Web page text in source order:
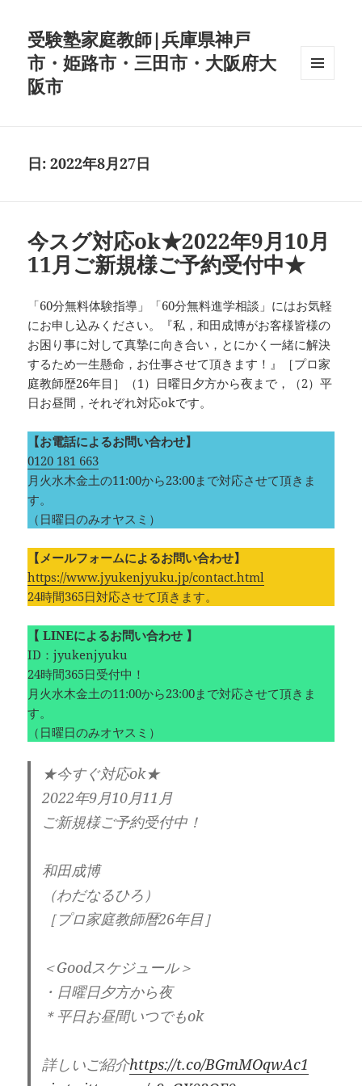
受験塾家庭教師|兵庫県神戸
市・姫路市・三田市・大阪府大
阪市
日:2022年8月27日
今スグ対応ok★2022年9月10月
11月ご新規様ご予約受付中★
「60分無料体験指導」「60分無料進学相談」にはお気軽
にお申し込みください。『私，和田成博がお客様皆様の
お困り事に対して真摯に向き合い，とにかく一緒に解決
するため一生懸命，お仕事させて頂きます！』［プロ家
庭教師歴26年目］（1）日曜日夕方から夜まで，（2）平
日お昼間，それぞれ対応okです。
【お電話によるお問い合わせ】
0120 181 663
月火水木金土の11:00から23:00まで対応させて頂きま
す。
（日曜日のみオヤスミ）‪
【メールフォームによるお問い合わせ】
https://www.jyukenjyuku.jp/contact.html
24時間365日対応させて頂きます。
【 LINEによるお問い合わせ 】
ID：jyukenjyuku
24時間365日受付中！
月火水木金土の11:00から23:00まで対応させて頂きま
す。
（日曜日のみオヤスミ）‪
★今すぐ対応ok★
2022年9月10月11月
ご新規様ご予約受付中！
和田成博
（わだなるひろ）
［プロ家庭教師暦26年目］
＜Goodスケジュール＞
・日曜日夕方から夜
＊平日お昼間いつでもok
詳しいご紹介https://t.co/BGmMOqwAc1